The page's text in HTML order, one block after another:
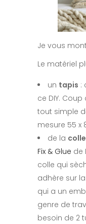
Je vous
Le matériel
un tapis :
ce DIY.
tout simple
mesure 55 x
de la colle
Fix & Glue de
colle qui
adhère sur
qui a un
genre de
besoin de 2